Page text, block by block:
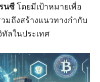
นซีโดยมีเป้าหมายเพื่อ
มถึงสร้างแนวทางกำกับ
ลในประเทศ